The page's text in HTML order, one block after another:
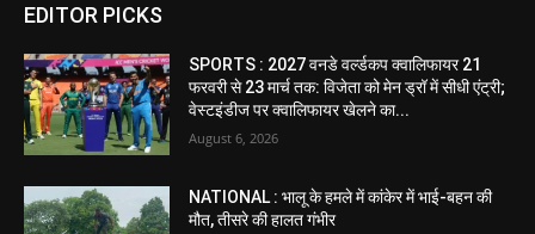
EDITOR PICKS
SPORTS : 2027 वनडे वर्ल्डकप क्वालिफायर 21
फरवरी से 23 मार्च तक: विजेता को मेन ड्रॉ में सीधी एंट्री;
वेस्टइंडीज पर क्वालिफायर खेलने का...
August 6, 2026
NATIONAL : भालू के हमले में कांकेर में भाई-बहन की
मौत, तीसरे की हालत गंभीर